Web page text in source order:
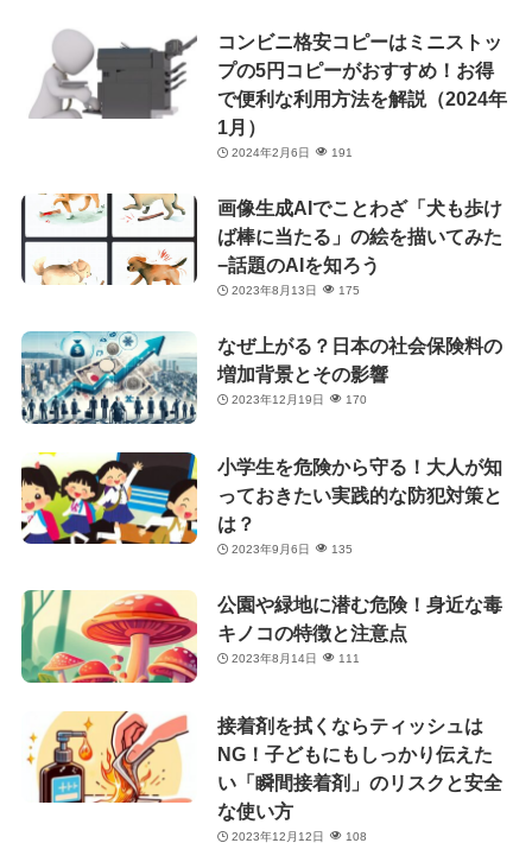
コンビニ格安コピーはミニストッ
プの5円コピーがおすすめ！お得
で便利な利用方法を解説（2024年
1月）
2024年2月6日 191
画像生成AIでことわざ「犬も歩け
ば棒に当たる」の絵を描いてみた
−話題のAIを知ろう
2023年8月13日 175
なぜ上がる？日本の社会保険料の
増加背景とその影響
2023年12月19日 170
小学生を危険から守る！大人が知
っておきたい実践的な防犯対策と
は？
2023年9月6日 135
公園や緑地に潜む危険！身近な毒
キノコの特徴と注意点
2023年8月14日 111
接着剤を拭くならティッシュは
NG！子どもにもしっかり伝えた
い「瞬間接着剤」のリスクと安全
な使い方
2023年12月12日 108